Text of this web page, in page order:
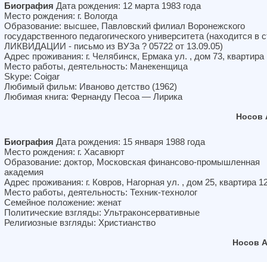
Биография Дата рождения: 12 марта 1983 года
Место рождения: г. Вологда
Образование: высшее, Павловский филиал Воронежского
государственного педагогического университета (находится в
ЛИКВИДАЦИИ - письмо из ВУЗа ? 05722 от 13.09.05)
Адрес проживания: г. Челябинск, Ермака ул. , дом 73, квартира
Место работы, деятельность: Манекенщица
Skype: Coigar
Любимый фильм: Иваново детство (1962)
Любимая книга: Фернанду Песоа — Лирика
Носов
Биография Дата рождения: 15 января 1988 года
Место рождения: г. Хасавюрт
Образование: доктор, Московская финансово-промышленная
академия
Адрес проживания: г. Ковров, Нагорная ул. , дом 25, квартира
Место работы, деятельность: Техник-технолог
Семейное положение: женат
Политические взгляды: Ультраконсервативные
Религиозные взгляды: Христианство
Носов